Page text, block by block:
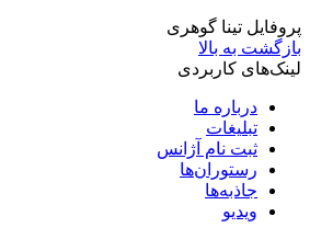
پروفایل تینا گوهری
بازگشت به بالا
لینک‌های کاربردی
درباره ما
تبلیغات
ثبت نام آژانس
رستوران‌ها
جاذبه‌ها
ویدیو‌